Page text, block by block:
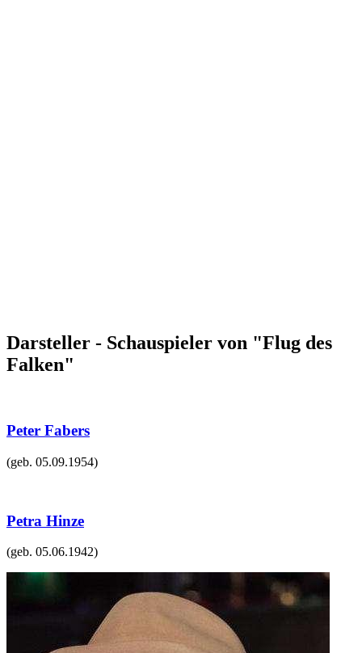
Darsteller - Schauspieler von "Flug des
Falken"
Peter Fabers
(geb. 05.09.1954)
Petra Hinze
(geb. 05.06.1942)